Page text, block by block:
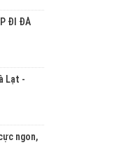
ĐI ĐÀ
Lạt -
ngon,